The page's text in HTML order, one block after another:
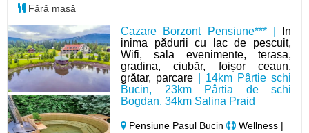
Cazare Borzont Pensiune*** |
In
inima pădurii cu lac de pescuit,
Wifi, sala evenimente, terasa,
gradina, ciubăr, foișor ceaun,
grătar, parcare | 14km Pârtie schi
Bucin, 23km Pârtia de schi
Bogdan, 34km Salina Praid
Pensiune Pasul Bucin
Wellness |
Fără masă